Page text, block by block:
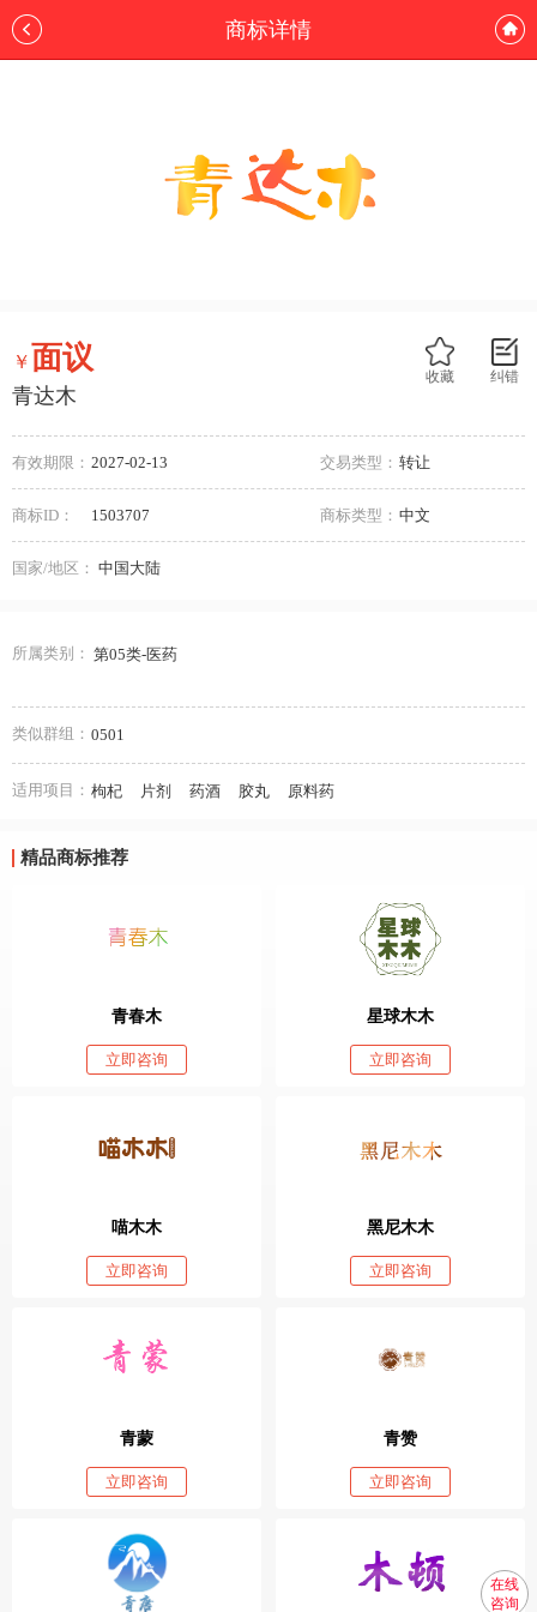
商标详情
纠错
收藏
￥面议
青达木
有效期限： 2027-02-13 交易类型： 转让
商标ID： 1503707 商标类型： 中文
国家/地区： 中国大陆
所属类别： 第05类-医药
类似群组： 0501
适用项目： 枸杞 片剂 药酒 胶丸 原料药
精品商标推荐
青春木
立即咨询
星球木木
立即咨询
喵木木
立即咨询
黑尼木木
立即咨询
青蒙
立即咨询
青赞
立即咨询
在线
咨询